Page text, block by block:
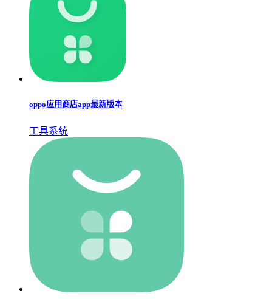
oppo应用商店app最新版本
工具系统